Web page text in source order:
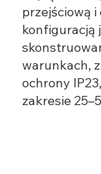
przejściową
konfiguracją
warunkach,
ochrony
zakresie